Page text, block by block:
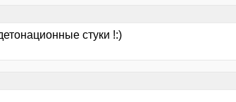
стуки !:)